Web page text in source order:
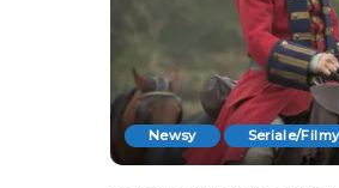
Newsy Seriale/Filmy